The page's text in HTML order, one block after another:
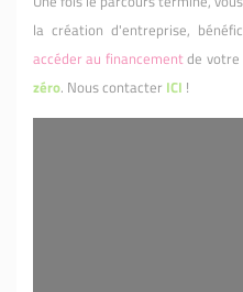
la création d'entreprise,
accéder au financementde votre
zéro. Nous contacter ICI !